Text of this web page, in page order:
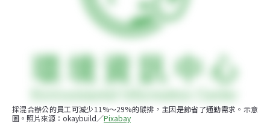
採混合辦公的員工可減少11%～29%的碳排，主因是節省了通勤需求。示意
圖。照片來源：okaybuild／Pixabay